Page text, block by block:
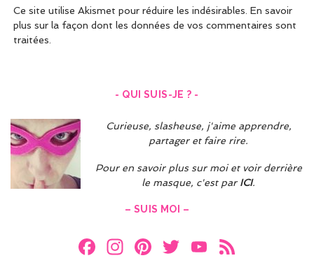
Ce site utilise Akismet pour réduire les indésirables. En savoir
plus sur la façon dont les données de vos commentaires sont
traitées
- QUI SUIS-JE ? -
Curieuse, slasheuse, j'aime apprendre,
partager et faire rire.
Pour en savoir plus sur moi et voir derrière
le masque, c'est par ICI.
– SUIS MOI –
F
In Pi T
Y